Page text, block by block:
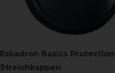
Eskadron Basics Protection
Streichkappen